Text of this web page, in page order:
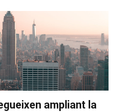
ampliant la